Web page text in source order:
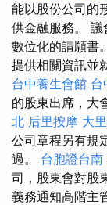
能以股份公司的
供金融服務。
數位化的請願書。
提供相關資訊並
台中養生會館 台
的股東出席，大
北 后里按摩 大
公司章程另有規
過。 台胞證台南
司，股東會對股
義務通知高階主